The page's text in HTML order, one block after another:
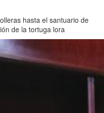
hasta el santuario de
de la tortuga lora